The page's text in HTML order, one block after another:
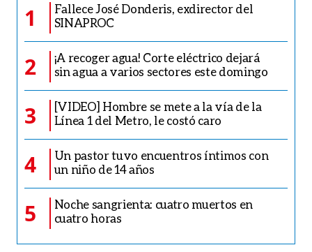
1
Fallece José Donderis, exdirector del
SINAPROC
2
¡A recoger agua! Corte eléctrico dejará
sin agua a varios sectores este domingo
3
[VIDEO] Hombre se mete a la vía de la
Línea 1 del Metro, le costó caro
4
Un pastor tuvo encuentros íntimos con
un niño de 14 años
5
Noche sangrienta: cuatro muertos en
cuatro horas